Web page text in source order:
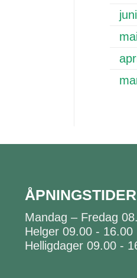
ÅPNINGSTIDER
Mandag – Fredag
Helger 09.00 - 16.00
Helligdager 09.00 -